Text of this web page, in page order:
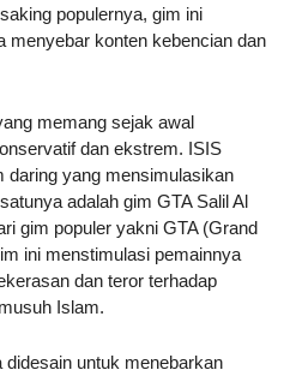
populernya, gim ini
menyebar konten kebencian dan
memang sejak awal
dan ekstrem. ISIS
daring yang mensimulasikan
adalah gim GTA Salil Al
gim populer yakni GTA (Grand
ini menstimulasi pemainnya
dan teror terhadap
Islam.
untuk menebarkan